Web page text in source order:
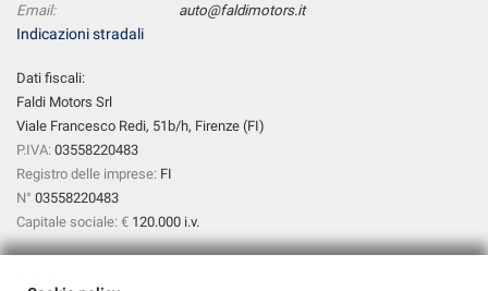
Email:
auto@faldimotors.it
Indicazioni stradali
Dati fiscali:
Faldi Motors Srl
Viale Francesco Redi, 51b/h, Firenze (FI)
P.IVA: 03558220483
Registro delle imprese: FI
N° 03558220483
Capitale sociale: € 120.000 i.v.